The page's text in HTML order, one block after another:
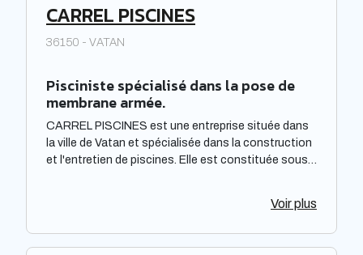
CARREL PISCINES
36150 - VATAN
Pisciniste spécialisé dans la pose de
membrane armée.
CARREL PISCINES est une entreprise située dans
la ville de Vatan et spécialisée dans la construction
et l'entretien de piscines. Elle est constituée sous
elle offre des prestations de qualité pour répondre
disposition de ses clients un savoir-faire et une
Voir plus